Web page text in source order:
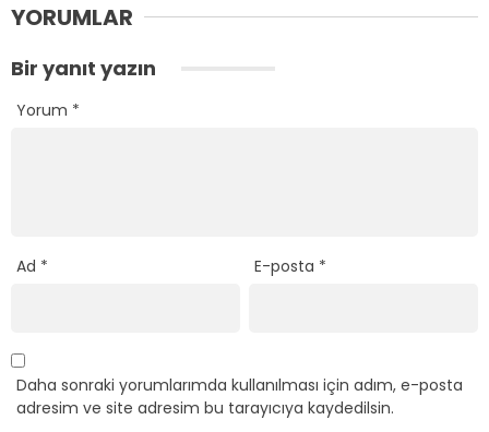
YORUMLAR
Bir yanıt yazın
Yorum *
Ad * E-posta *
Daha sonraki yorumlarımda kullanılması için adım, e-posta
adresim ve site adresim bu tarayıcıya kaydedilsin.